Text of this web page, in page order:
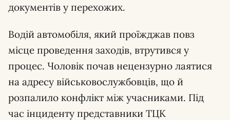
документів у перехожих.
Водій автомобіля, який проїжджав повз
місце проведення заходів, втрутився у
процес. Чоловік почав нецензурно лаятися
на адресу військовослужбовців, що й
розпалило конфлікт між учасниками. Під
час інциденту представники ТЦК